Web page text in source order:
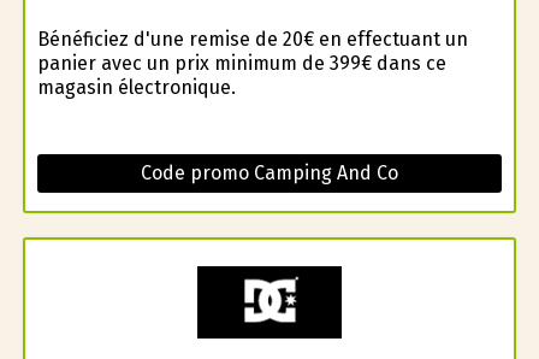
Bénéficiez d'une remise de 20€ en effectuant un
panier avec un prix minimum de 399€ dans ce
magasin électronique.
Code promo Camping And Co